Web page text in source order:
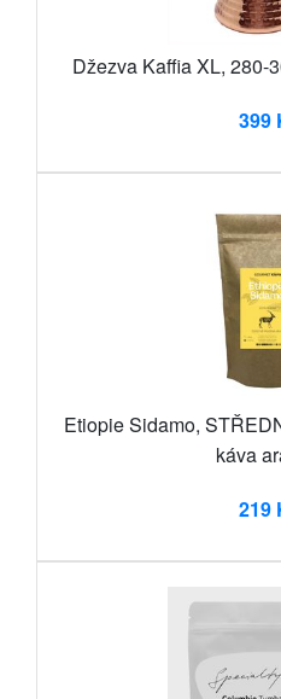
Džezva Kaffia XL, 280-
399
Etiopie Sidamo,
káva
219